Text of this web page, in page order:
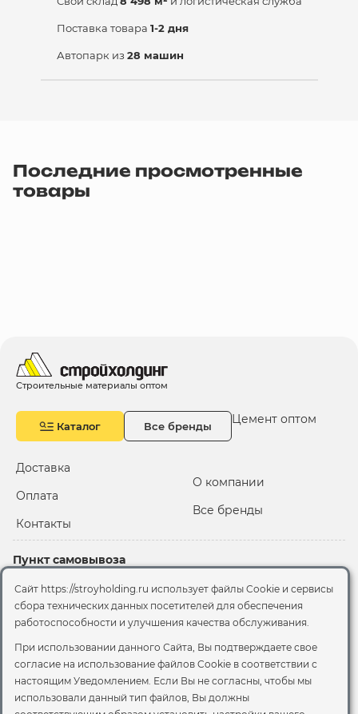
Поставка товара 1-2 дня
Автопарк из 28 машин
Последние просмотренные
товары
Строительные материалы оптом
Каталог Все бренды Цемент оптом
Доставка
Оплата
Контакты
О компании
Все бренды
Пункт самовывоза
2-й Иртышский проезд,
территория 2А стр.3
Офис
Москва, ул. Вятская, 49с1
© 2026 Стройхолдинг | г. Москва
Сайт https://stroyholding.ru использует файлы Cookie и сервисы
сбора технических данных посетителей для обеспечения
работоспособности и улучшения качества обслуживания.
При использовании данного Сайта, Вы подтверждаете свое
согласие на использование файлов Cookie в соответствии с
настоящим Уведомлением. Если Вы не согласны, чтобы мы
использовали данный тип файлов, Вы должны